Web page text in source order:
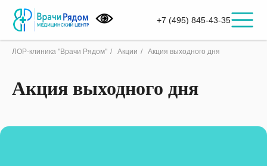
ЛОР-клиника "Врачи Рядом" / Акции / Акция выходного дня
Акция выходного дня